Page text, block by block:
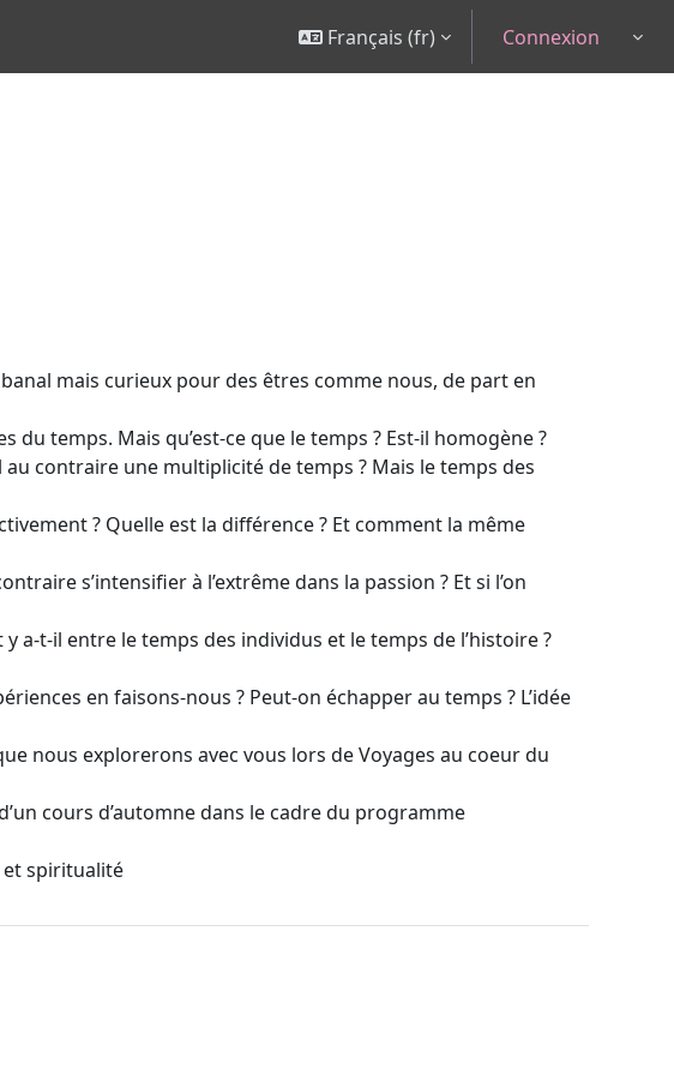
Français ‎(fr)‎ Connexion
banal mais curieux pour des êtres comme nous, de part en
du temps. Mais qu’est-ce que le temps ? Est-il homogène ?
au contraire une multiplicité de temps ? Mais le temps des
? Quelle est la différence ? Et comment la même
s’intensifier à l’extrême dans la passion ? Et si l’on
a-t-il entre le temps des individus et le temps de l’histoire ?
en faisons-nous ? Peut-on échapper au temps ? L’idée
nous explorerons avec vous lors de Voyages au coeur du
cours d’automne dans le cadre du programme
et spiritualité